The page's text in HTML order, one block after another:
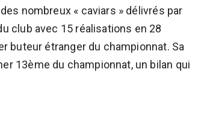
nombreux « caviars » délivrés par
club avec 15 réalisations en 28
buteur étranger du championnat. Sa
13ème du championnat, un bilan qui